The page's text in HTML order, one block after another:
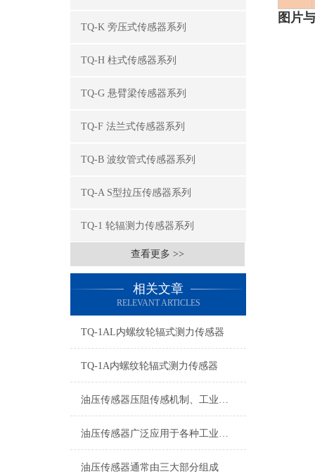
TQ-K 旁压式传感器系列
TQ-H 柱式传感器系列
TQ-G 悬臂梁传感器系列
TQ-F 法兰式传感器系列
TQ-B 波纹管式传感器系列
TQ-A S型拉压传感器系列
TQ-1 轮辐测力传感器系列
查看更多 >>
相关文章
RELEVANT ARTICLES
TQ-1AL内螺纹轮辐式测力传感器
TQ-1A内螺纹轮辐式测力传感器
油压传感器压阻传感机制、工业工况适配与标准化运维管理
油压传感器广泛应用于各种工业自控环境
油压传感器通常由三大部分组成
图片